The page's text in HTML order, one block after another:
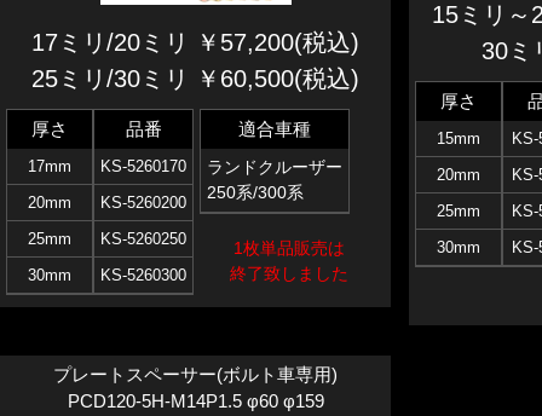
17ミリ/20ミリ ￥57,200(税込)
25ミリ/30ミリ ￥60,500(税込)
厚さ
17mm
20mm
25mm
30mm
品番
KS-5260170
KS-5260200
KS-5260250
KS-5260300
適合車種
ランドクルーザー
250系/300系
1枚単品販売は
終了致しました
15ミリ～
30ミ
厚さ
15mm
20mm
25mm
30mm
KS-
KS-
KS-
KS-
プレートスペーサー(ボルト車専用)
PCD120-5H-M14P1.5 φ60 φ159